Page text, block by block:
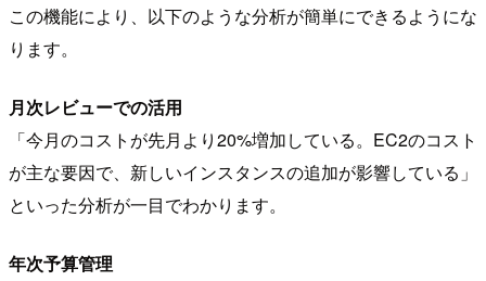
この機能により、以下のような分析が簡単にできるようにな
ります。
月次レビューでの活用
「今月のコストが先月より20%増加している。EC2のコスト
が主な要因で、新しいインスタンスの追加が影響している」
といった分析が一目でわかります。
年次予算管理